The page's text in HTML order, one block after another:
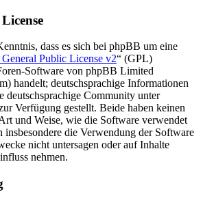
dass es sich bei phpBB um eine
Public License v2“ (GPL)
Software von phpBB Limited
handelt; deutschsprachige Informationen
deutschsprachige Community unter
Verfügung gestellt. Beide haben keinen
und Weise, wie die Software verwendet
insbesondere die Verwendung der Software
nicht untersagen oder auf Inhalte
nehmen.